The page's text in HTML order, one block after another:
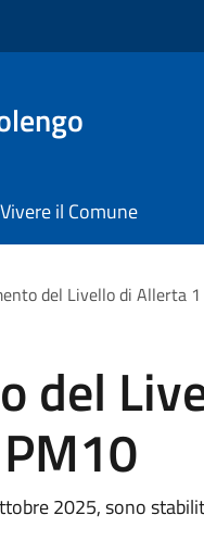
Vivere il Comune
del Livello di Allerta
del
2025, sono